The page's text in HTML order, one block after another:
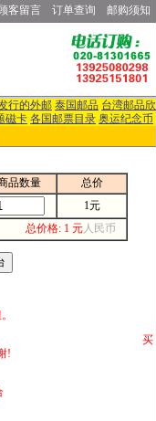
客留言 订单查询 邮购须知
行的外邮 泰国邮品 台湾邮品欣
磁卡 各国邮票目录 奥运纪念币
品数量
总价
1元
总价格: 1 元人民币
,请你将你购 买
!
打电话等各类